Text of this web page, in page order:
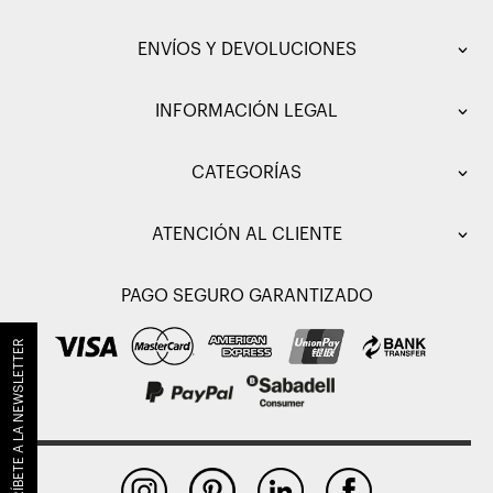
ENVÍOS Y DEVOLUCIONES
INFORMACIÓN LEGAL
CATEGORÍAS
ATENCIÓN AL CLIENTE
PAGO SEGURO GARANTIZADO
SUSCRÍBETE A LA NEWSLETTER